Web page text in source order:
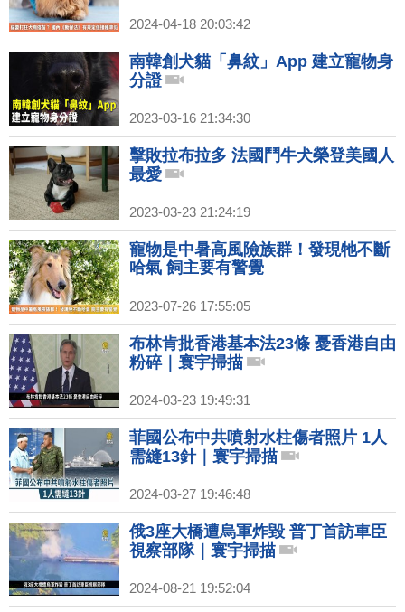
2024-04-18 20:03:42
南韓創犬貓「鼻紋」App 建立寵物身
分證
2023-03-16 21:34:30
擊敗拉布拉多 法國鬥牛犬榮登美國人
最愛
2023-03-23 21:24:19
寵物是中暑高風險族群！發現牠不斷
哈氣 飼主要有警覺
2023-07-26 17:55:05
布林肯批香港基本法23條 憂香港自由
粉碎｜寰宇掃描
2024-03-23 19:49:31
菲國公布中共噴射水柱傷者照片 1人
需縫13針｜寰宇掃描
2024-03-27 19:46:48
俄3座大橋遭烏軍炸毀 普丁首訪車臣
視察部隊｜寰宇掃描
2024-08-21 19:52:04